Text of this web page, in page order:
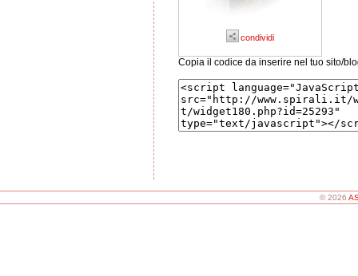
condividi
Copia il codice da inserire nel tuo sito/
© 2026